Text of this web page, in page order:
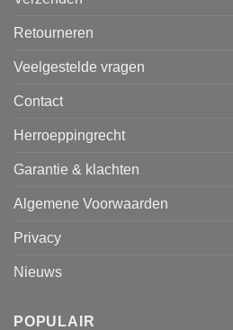
Retourneren
Veelgestelde vragen
Contact
Herroeppingrecht
Garantie & klachten
Algemene Voorwaarden
Privacy
Nieuws
POPULAIR